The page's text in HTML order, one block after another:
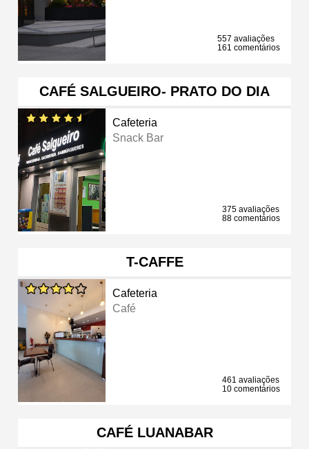
557 avaliações
161 comentários
CAFÉ SALGUEIRO- PRATO DO DIA
Cafeteria
Snack Bar
375 avaliações
88 comentários
T-CAFFE
Cafeteria
Café
461 avaliações
10 comentários
CAFÉ LUANABAR